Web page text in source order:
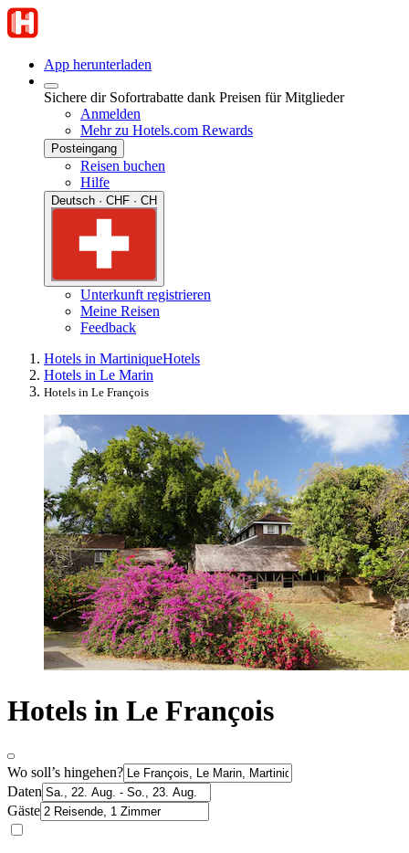
App herunterladen
Sichere dir Sofortrabatte dank Preisen für Mitglieder
Anmelden
Mehr zu Hotels.com Rewards
Posteingang
Reisen buchen
Hilfe
Deutsch · CHF · CH
Unterkunft registrieren
Meine Reisen
Feedback
Hotels in MartiniqueHotels
Hotels in Le Marin
Hotels in Le François
Hotels in Le François
Wo soll’s hingehen?
Daten
Gäste